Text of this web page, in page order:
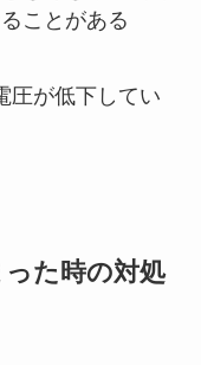
ことがある
圧が低下してい
た時の対処